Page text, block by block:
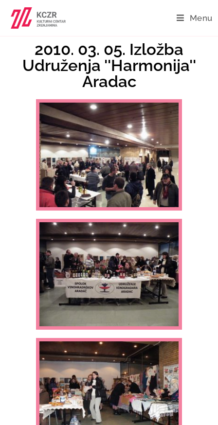
Menu
2010. 03. 05. Izložba
Udruženja ''Harmonija''
Aradac